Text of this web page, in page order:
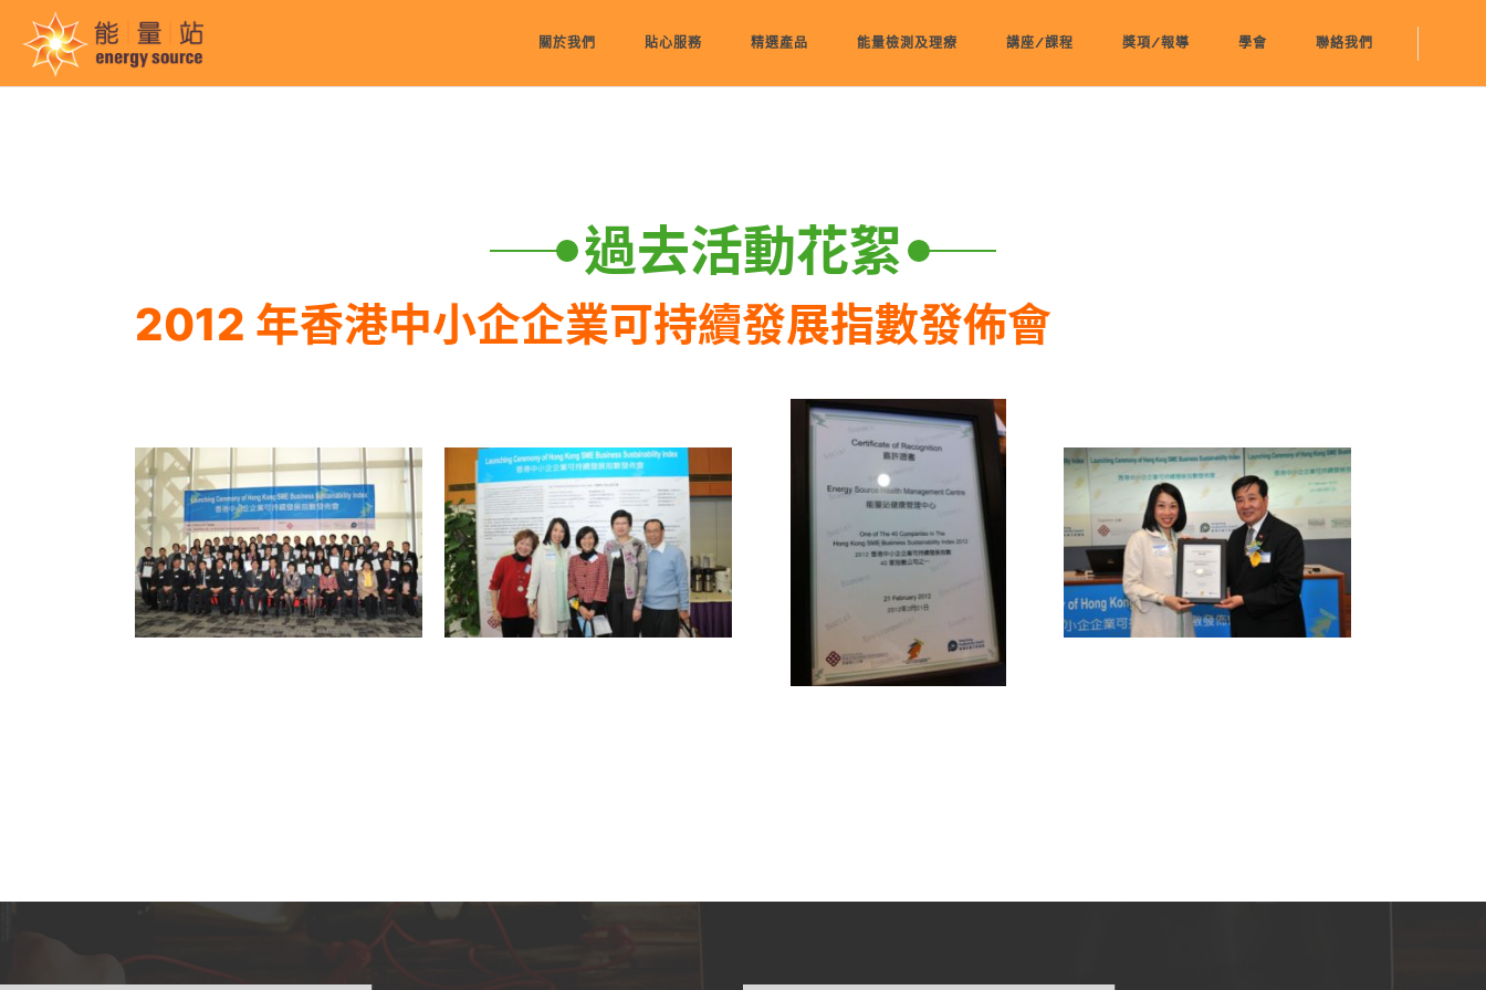
關於我們 貼心服務 精選產品 能量檢測及理療 講座/課程 獎項/報導 學會 聯絡我們
過去活動花絮
2012 年香港中小企企業可持續發展指數發佈會